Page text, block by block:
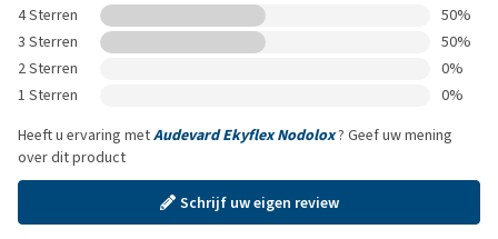
4 Sterren
50%
3 Sterren
50%
2 Sterren
0%
1 Sterren
0%
Heeft u ervaring metAudevard Ekyflex Nodolox? Geef uw mening
over dit product
Schrijf uw eigen review